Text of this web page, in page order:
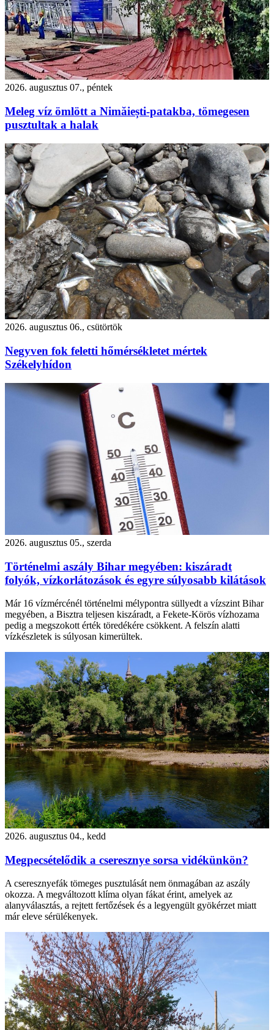
2026. augusztus 07., péntek
Meleg víz ömlött a Nimăiești-patakba, tömegesen
pusztultak a halak
2026. augusztus 06., csütörtök
Negyven fok feletti hőmérsékletet mértek
Székelyhídon
2026. augusztus 05., szerda
Történelmi aszály Bihar megyében: kiszáradt
folyók, vízkorlátozások és egyre súlyosabb kilátások
Már 16 vízmércénél történelmi mélypontra süllyedt a vízszint Bihar
megyében, a Bisztra teljesen kiszáradt, a Fekete-Körös vízhozama
pedig a megszokott érték töredékére csökkent. A felszín alatti
vízkészletek is súlyosan kimerültek.
2026. augusztus 04., kedd
Megpecsételődik a cseresznye sorsa vidékünkön?
A cseresznyefák tömeges pusztulását nem önmagában az aszály
okozza. A megváltozott klíma olyan fákat érint, amelyek az
alanyválasztás, a rejtett fertőzések és a legyengült gyökérzet miatt
már eleve sérülékenyek.